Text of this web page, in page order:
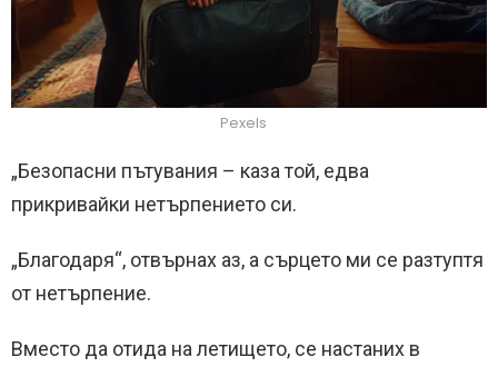
Pexels
„Безопасни пътувания – каза той, едва
прикривайки нетърпението си.
„Благодаря“, отвърнах аз, а сърцето ми се разтуптя
от нетърпение.
Вместо да отида на летището, се настаних в